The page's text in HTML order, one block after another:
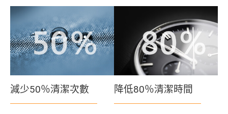
減少50％清潔次數 降低80％清潔時間